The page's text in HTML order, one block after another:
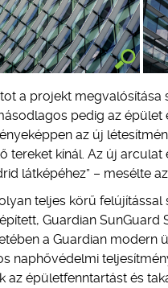
a projekt
pedig az épület
az új
tereket kínál. Az új
látképéhez” – mesélte
teljes körű
Guardian
a Guardian modern
naphővédelmi
az épületfenntartást és